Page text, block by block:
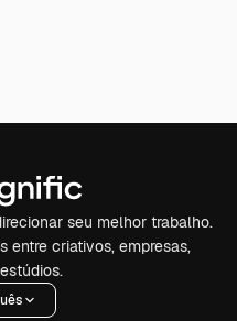
seu melhor trabalho.
entre criativos, empresas,